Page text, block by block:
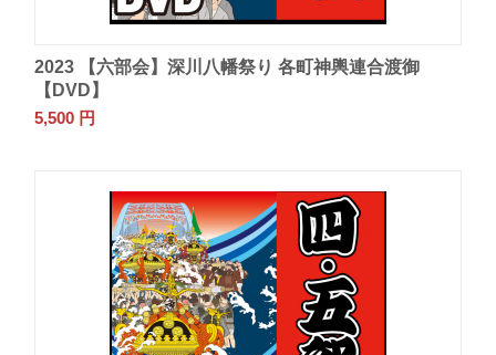
2023 【六部会】深川八幡祭り 各町神輿連合渡御
【DVD】
5,500 円